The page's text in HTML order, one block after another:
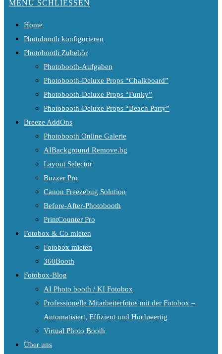
MENÜ SCHLIESSEN
Home
Photobooth konfigurieren
Photobooth Zubehör
Photobooth-Aufgaben
Photobooth-Deluxe Props “Chalkboard”
Photobooth-Deluxe Props “Funky”
Photobooth-Deluxe Props “Beach Party”
Breeze AddOns
Photobooth Online Galerie
AIBackground Remove.bg
Layout Selector
Buzzer Pro
Canon Freezebug Solution
Before-After-Photobooth
PrintCounter Pro
Fotobox & Co mieten
Fotobox mieten
360Booth
Fotobox-Blog
AI Photo booth / KI Fotobox
Professionelle Mitarbeiterfotos mit der Fotobox –
Automatisiert, Effizient und Hochwertig
Virtual Photo Booth
Über uns